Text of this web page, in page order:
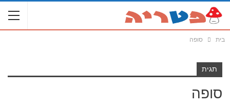
בית סופה
תגית
סופה